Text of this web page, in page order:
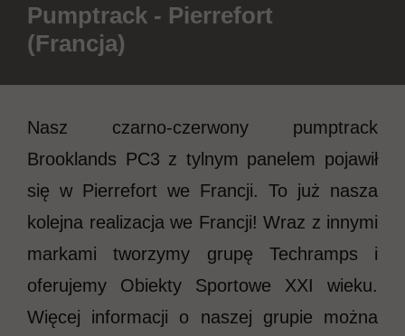
Pumptrack - Pierrefort
(Francja)
Nasz czarno-czerwony pumptrack
Brooklands PC3 z tylnym panelem pojawił
się w Pierrefort we Francji. To już nasza
kolejna realizacja we Francji! Wraz z innymi
markami tworzymy grupę Techramps i
oferujemy Obiekty Sportowe XXI wieku.
Więcej informacji o naszej grupie można